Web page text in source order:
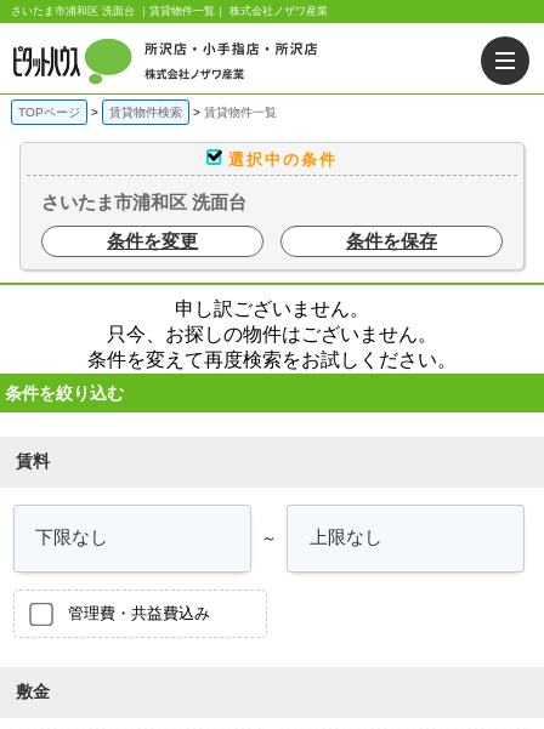
さいたま市浦和区 洗面台 ｜賃貸物件一覧｜ 株式会社ノザワ産業
TOPページ 賃貸物件検索 賃貸物件一覧
選択中の条件
さいたま市浦和区 洗面台
条件を変更
条件を保存
申し訳ございません。
只今、お探しの物件はございません。
条件を変えて再度検索をお試しください。
条件を絞り込む
賃料
～
管理費・共益費込み
敷金